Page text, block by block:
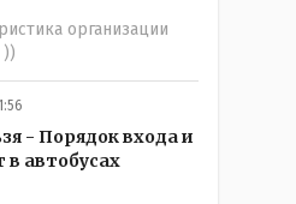
организации
))
- Порядок входа и
автобусах